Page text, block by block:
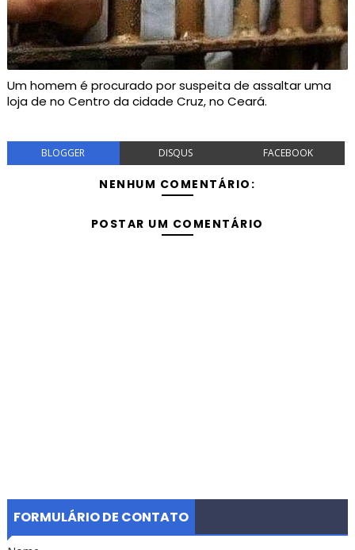
Um homem é procurado por suspeita de assaltar uma
loja de no Centro da cidade Cruz, no Ceará.
BLOGGER DISQUS FACEBOOK
NENHUM COMENTÁRIO:
POSTAR UM COMENTÁRIO
FORMULÁRIO DE CONTATO